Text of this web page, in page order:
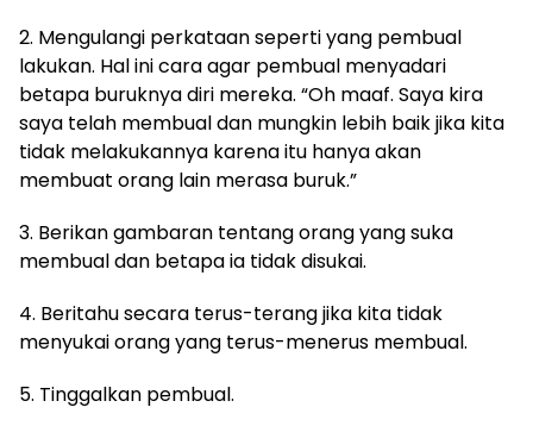
2. Mengulangi perkataan seperti yang pembual
lakukan. Hal ini cara agar pembual menyadari
betapa buruknya diri mereka. “Oh maaf. Saya kira
saya telah membual dan mungkin lebih baik jika kita
tidak melakukannya karena itu hanya akan
membuat orang lain merasa buruk.”
3. Berikan gambaran tentang orang yang suka
membual dan betapa ia tidak disukai.
4. Beritahu secara terus-terang jika kita tidak
menyukai orang yang terus-menerus membual.
5. Tinggalkan pembual.